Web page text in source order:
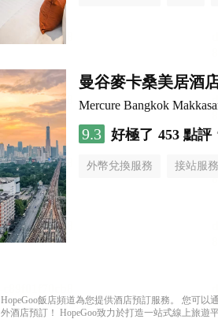
曼谷麥卡桑美居酒
Mercure Bangkok
9.3 好極了 453 點評
外幣兌換服務 接站服務
HopeGoo飯店頻道為您提供酒店預訂服務。 您可
外酒店預訂！ HopeGoo致力於打造一站式線上旅